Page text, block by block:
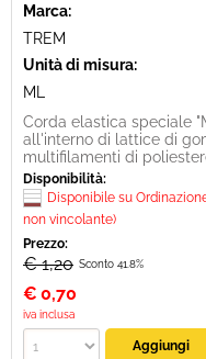
Marca:
TREM
Unità di misura:
ML
Corda elastica speciale
all'interno di lattice di
multifilamenti di
Disponibilità:
Disponibile su
non vincolante)
Prezzo:
€ 1,20 Sconto 41.8%
€ 0,70
iva inclusa